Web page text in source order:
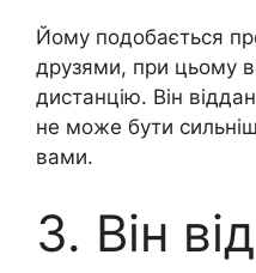
Йому подобається
друзями, при цьому
дистанцію. Він
не може бути
вами.
3. Він